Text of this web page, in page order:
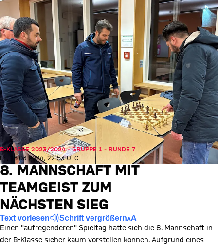
B-KLASSE 2023/2024 - GRUPPE 1 - RUNDE 7
Fr., 15.03.2024, 22:53 UTC
8. MANNSCHAFT MIT
TEAMGEIST ZUM
NÄCHSTEN SIEG
Text vorlesen Schrift vergrößern
Einen "aufregenderen" Spieltag hätte sich die 8. Mannschaft in
der B-Klasse sicher kaum vorstellen können. Aufgrund eines